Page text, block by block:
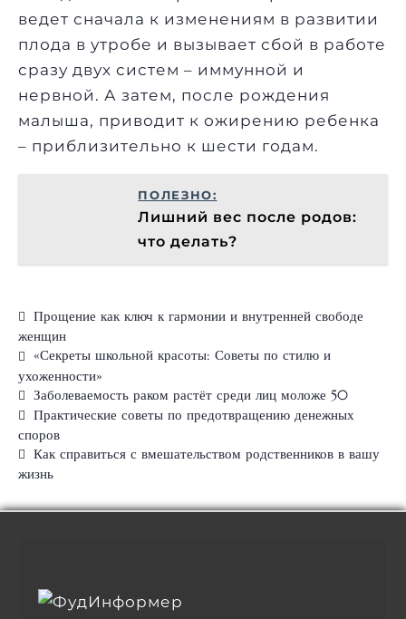
ведет сначала к изменениям в развитии
плода в утробе и вызывает сбой в работе
сразу двух систем – иммунной и
нервной. А затем, после рождения
малыша, приводит к ожирению ребенка
– приблизительно к шести годам.
ПОЛЕЗНО:
Лишний вес после родов:
что делать?
Прощение как ключ к гармонии и внутренней свободе
женщин
«Секреты школьной красоты: Советы по стилю и
ухоженности»
Заболеваемость раком растёт среди лиц моложе 50
Практические советы по предотвращению денежных
споров
Как справиться с вмешательством родственников в вашу
жизнь